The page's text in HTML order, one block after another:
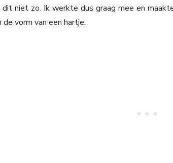
dit niet zo. Ik werkte dus graag mee en
de vorm van een hartje.